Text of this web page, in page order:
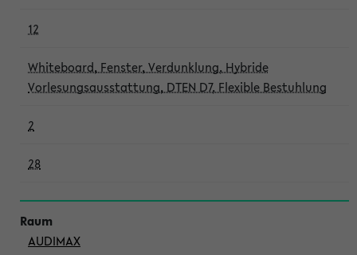
12
Whiteboard, Fenster, Verdunklung, Hybride
Vorlesungsausstattung, DTEN D7, Flexible Bestuhlung
2
28
AUDIMAX